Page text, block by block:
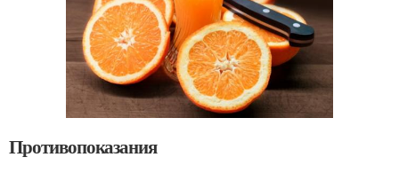
Противопоказания